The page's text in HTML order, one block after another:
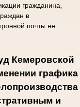
гражданина,
в
почты не
Кемеровской
графика
и